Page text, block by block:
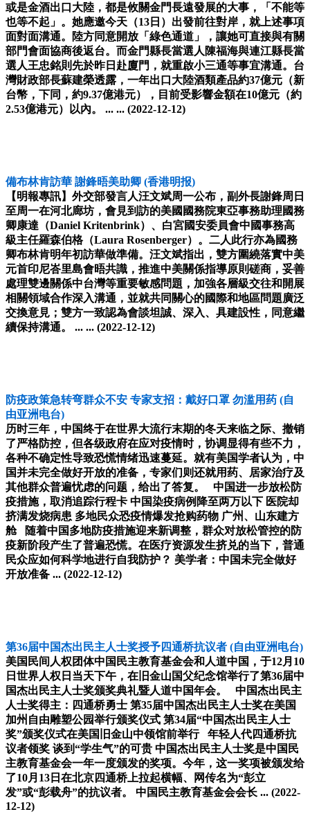
或是金酒出口大陸，都是攸關金門長遠發展的大事，「不能等
也等不起」。她應邀今天（13日）出發前往對岸，就上述事項
面對面溝通。陸方同意開放「綠色通道」，讓她可直接與有關
部門會面協商後返台。而金門縣長當選人陳福海與連江縣長當
選人王忠銘則先於昨日赴廈門，就重啟小三通等事宜溝通。台
灣財政部長蘇建榮透露，一年出口大陸酒類產品約37億元（新
台幣，下同，約9.37億港元），目前受影響金額在10億元（約
2.53億港元）以內。 ... ... (2022-12-12)
備布林肯訪華 謝鋒晤美助卿 (香港明报)
【明報專訊】外交部發言人汪文斌周一公布，副外長謝鋒周日
至周一在河北廊坊，會見到訪的美國國務院東亞事務助理國務
卿康達（Daniel Kritenbrink）、白宮國安委員會中國事務高
級主任羅森伯格（Laura Rosenberger）。二人此行亦為國務
卿布林肯明年初訪華做準備。汪文斌指出，雙方圍繞落實中美
元首印尼峇里島會晤共識，推進中美關係指導原則磋商，妥善
處理雙邊關係中台灣等重要敏感問題，加強各層級交往和開展
相關領域合作深入溝通，並就共同關心的國際和地區問題廣泛
交換意見；雙方一致認為會談坦誠、深入、具建設性，同意繼
續保持溝通。 ... ... (2022-12-12)
防疫政策急转弯群众不安 专家支招：戴好口罩 勿滥用药 (自
由亚洲电台)
历时三年，中国终于在世界大流行末期的冬天来临之际、撤销
了严格防控，但各级政府在应对疫情时，协调显得有些不力，
各种不确定性导致恐慌情绪迅速蔓延。就有美国学者认为，中
国并未完全做好开放的准备，专家们则还就用药、居家治疗及
其他群众普遍忧虑的问题，给出了答复。 中国进一步放松防
疫措施，取消追踪行程卡 中国染疫病例降至两万以下 医院却
挤满发烧病患 多地民众恐疫情爆发抢购药物 广州、山东建方
舱 随着中国多地防疫措施迎来新调整，群众对放松管控的防
疫新阶段产生了普遍恐慌。在医疗资源发生挤兑的当下，普通
民众应如何科学地进行自我防护？ 美学者：中国未完全做好
开放准备 ... (2022-12-12)
第36届中国杰出民主人士奖授予四通桥抗议者 (自由亚洲电台)
美国民间人权团体中国民主教育基金会和人道中国，于12月10
日世界人权日当天下午，在旧金山国父纪念馆举行了第36届中
国杰出民主人士奖颁奖典礼暨人道中国年会。 中国杰出民主
人士奖得主：四通桥勇士 第35届中国杰出民主人士奖在美国
加州自由雕塑公园举行颁奖仪式 第34届“中国杰出民主人士
奖”颁奖仪式在美国旧金山中领馆前举行 年轻人代四通桥抗
议者领奖 谈到“学生气”的可贵 中国杰出民主人士奖是中国民
主教育基金会一年一度颁发的奖项。今年，这一奖项被颁发给
了10月13日在北京四通桥上拉起横幅、网传名为“彭立
发”或“彭载舟”的抗议者。 中国民主教育基金会会长 ... (2022-
12-12)